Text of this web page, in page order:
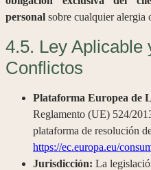
personal sobre cualquier alergia
4.5. Ley Aplicable
Conflictos
Plataforma Europea de
Reglamento (UE) 524/
plataforma de resolución
https://ec.europa.eu/
Jurisdicción: La